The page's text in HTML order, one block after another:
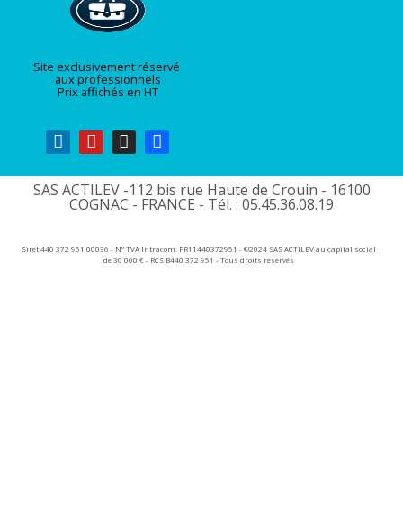
Site exclusivement réservé
aux professionnels
Prix affichés en HT
SAS ACTILEV -112 bis rue Haute de Crouin - 16100
COGNAC - FRANCE - Tél. : 05.45.36.08.19​
Siret 440 372 951 00036 - N° TVA Intracom. FR11440372951 - ©2024 SAS ACTILEV au capital social
de 30 000 € - RCS B440 372 951 - Tous droits réservés​​